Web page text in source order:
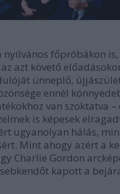
nyilvános főpróbákon
azt követő
ünneplő,
ennél
van szoktatva –
is képesek
ugyanolyan hálás,
Mint ahogy azért a
Charlie Gordon
kapott a